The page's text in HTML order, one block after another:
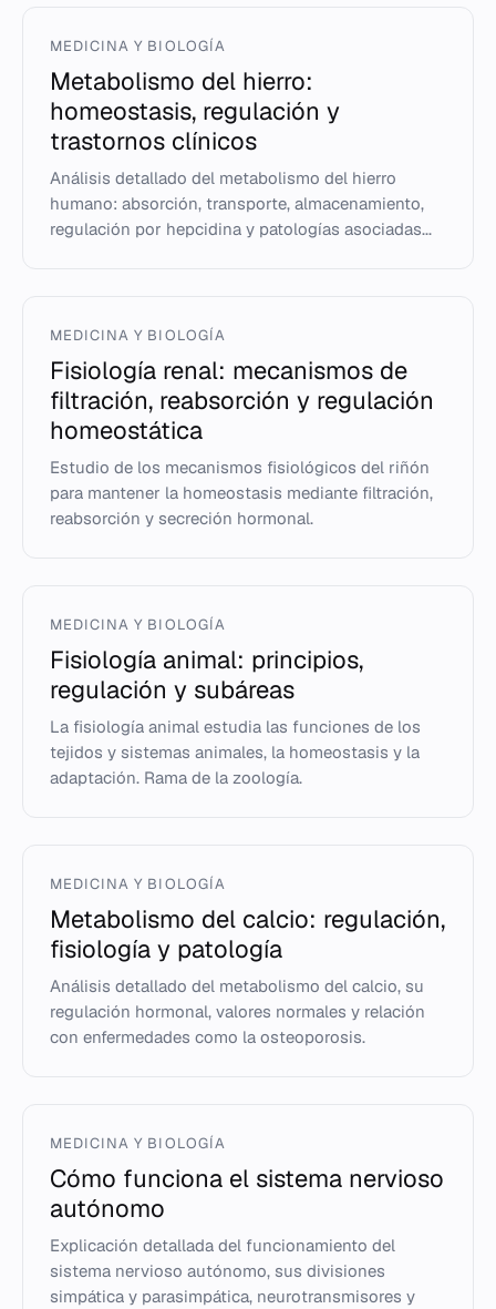
MEDICINA Y BIOLOGÍA
Metabolismo del hierro:
homeostasis, regulación y
trastornos clínicos
Análisis detallado del metabolismo del hierro
humano: absorción, transporte, almacenamiento,
regulación por hepcidina y patologías asociadas...
MEDICINA Y BIOLOGÍA
Fisiología renal: mecanismos de
filtración, reabsorción y regulación
homeostática
Estudio de los mecanismos fisiológicos del riñón
para mantener la homeostasis mediante filtración,
reabsorción y secreción hormonal.
MEDICINA Y BIOLOGÍA
Fisiología animal: principios,
regulación y subáreas
La fisiología animal estudia las funciones de los
tejidos y sistemas animales, la homeostasis y la
adaptación. Rama de la zoología.
MEDICINA Y BIOLOGÍA
Metabolismo del calcio: regulación,
fisiología y patología
Análisis detallado del metabolismo del calcio, su
regulación hormonal, valores normales y relación
con enfermedades como la osteoporosis.
MEDICINA Y BIOLOGÍA
Cómo funciona el sistema nervioso
autónomo
Explicación detallada del funcionamiento del
sistema nervioso autónomo, sus divisiones
simpática y parasimpática, neurotransmisores y